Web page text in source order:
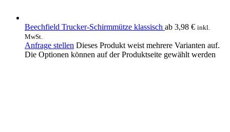
Beechfield Trucker-Schirmmütze klassisch ab 3,98 € inkl.
MwSt.
Anfrage stellen Dieses Produkt weist mehrere Varianten auf.
Die Optionen können auf der Produktseite gewählt werden